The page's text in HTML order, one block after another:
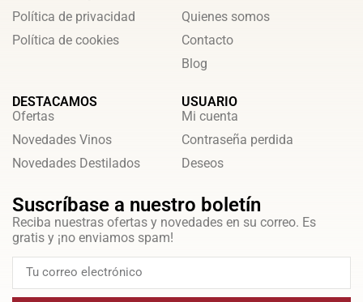
Política de privacidad
Política de cookies
Quienes somos
Contacto
Blog
DESTACAMOS
Ofertas
Novedades Vinos
Novedades Destilados
USUARIO
Mi cuenta
Contraseña perdida
Deseos
Suscríbase a nuestro boletín
Reciba nuestras ofertas y novedades en su correo. Es
gratis y ¡no enviamos spam!